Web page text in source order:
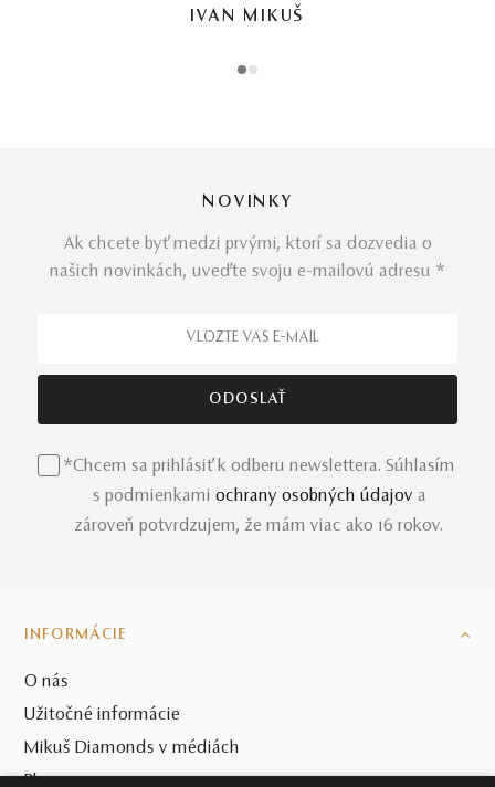
IVAN MIKUŠ
1 2
NOVINKY
Ak chcete byť medzi prvými, ktorí sa dozvedia o
našich novinkách, uveďte svoju e-mailovú adresu *
*Chcem sa prihlásiť k odberu newslettera. Súhlasím
s podmienkami ochrany osobných údajov a
zároveň potvrdzujem, že mám viac ako 16 rokov.
INFORMÁCIE
O nás
Užitočné informácie
Mikuš Diamonds v médiách
Blog